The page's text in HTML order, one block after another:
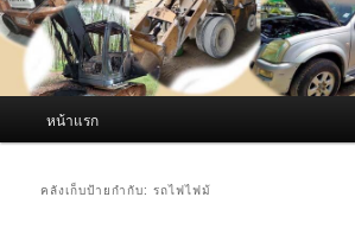
หน้าแรก
คลังเก็บป้ายกำกับ:รถไฟไฟม้